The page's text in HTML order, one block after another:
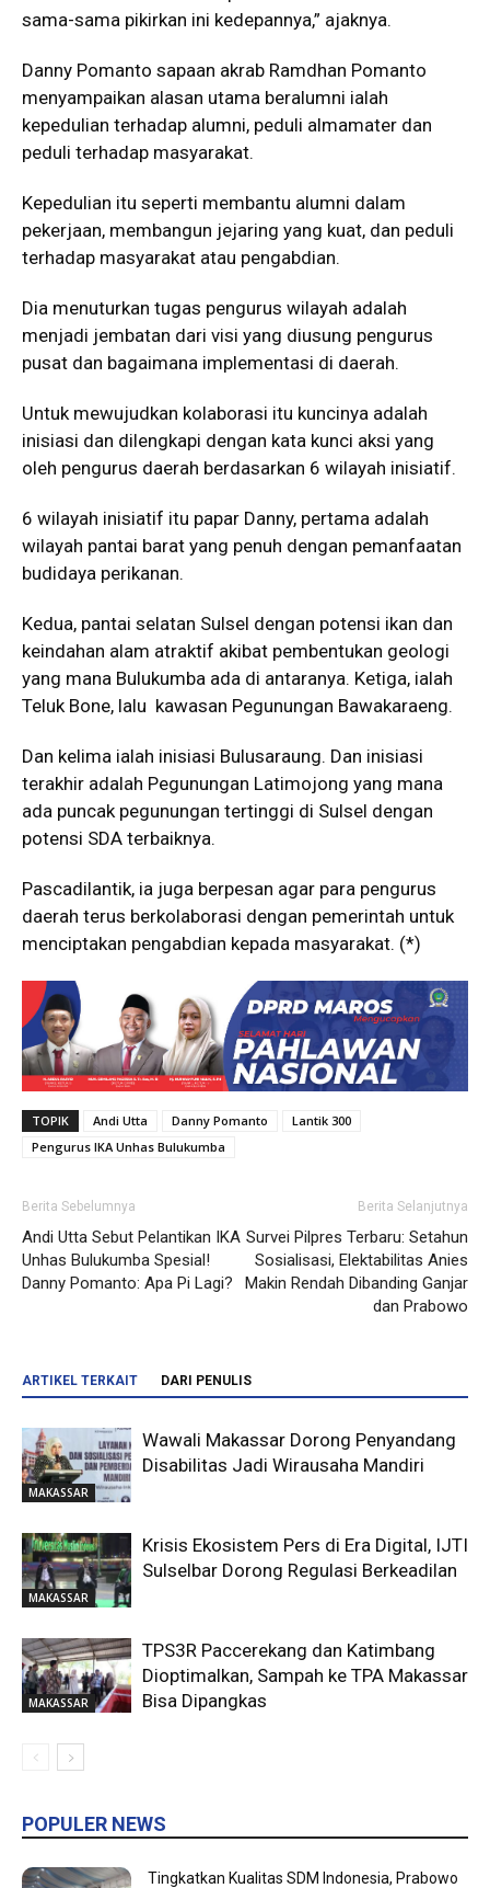
sama-sama pikirkan ini kedepannya,” ajaknya.
Danny Pomanto sapaan akrab Ramdhan Pomanto
menyampaikan alasan utama beralumni ialah
kepedulian terhadap alumni, peduli almamater dan
peduli terhadap masyarakat.
Kepedulian itu seperti membantu alumni dalam
pekerjaan, membangun jejaring yang kuat, dan peduli
terhadap masyarakat atau pengabdian.
Dia menuturkan tugas pengurus wilayah adalah
menjadi jembatan dari visi yang diusung pengurus
pusat dan bagaimana implementasi di daerah.
Untuk mewujudkan kolaborasi itu kuncinya adalah
inisiasi dan dilengkapi dengan kata kunci aksi yang
oleh pengurus daerah berdasarkan 6 wilayah inisiatif.
6 wilayah inisiatif itu papar Danny, pertama adalah
wilayah pantai barat yang penuh dengan pemanfaatan
budidaya perikanan.
Kedua, pantai selatan Sulsel dengan potensi ikan dan
keindahan alam atraktif akibat pembentukan geologi
yang mana Bulukumba ada di antaranya. Ketiga, ialah
Teluk Bone, lalu kawasan Pegunungan Bawakaraeng.
Dan kelima ialah inisiasi Bulusaraung. Dan inisiasi
terakhir adalah Pegunungan Latimojong yang mana
ada puncak pegunungan tertinggi di Sulsel dengan
potensi SDA terbaiknya.
Pascadilantik, ia juga berpesan agar para pengurus
daerah terus berkolaborasi dengan pemerintah untuk
menciptakan pengabdian kepada masyarakat. (*)
TOPIK Andi Utta Danny Pomanto
Lantik 300
Pengurus IKA Unhas Bulukumba
Berita Sebelumnya
Andi Utta Sebut Pelantikan IKA
Unhas Bulukumba Spesial!
Danny Pomanto: Apa Pi Lagi?
Berita Selanjutnya
Survei Pilpres Terbaru: Setahun
Sosialisasi, Elektabilitas Anies
Makin Rendah Dibanding Ganjar
dan Prabowo
ARTIKEL TERKAIT DARI PENULIS
MAKASSAR
Wawali Makassar Dorong Penyandang
Disabilitas Jadi Wirausaha Mandiri
MAKASSAR
Krisis Ekosistem Pers di Era Digital, IJTI
Sulselbar Dorong Regulasi Berkeadilan
MAKASSAR
TPS3R Paccerekang dan Katimbang
Dioptimalkan, Sampah ke TPA Makassar
Bisa Dipangkas
POPULER NEWS
Tingkatkan Kualitas SDM Indonesia, Prabowo